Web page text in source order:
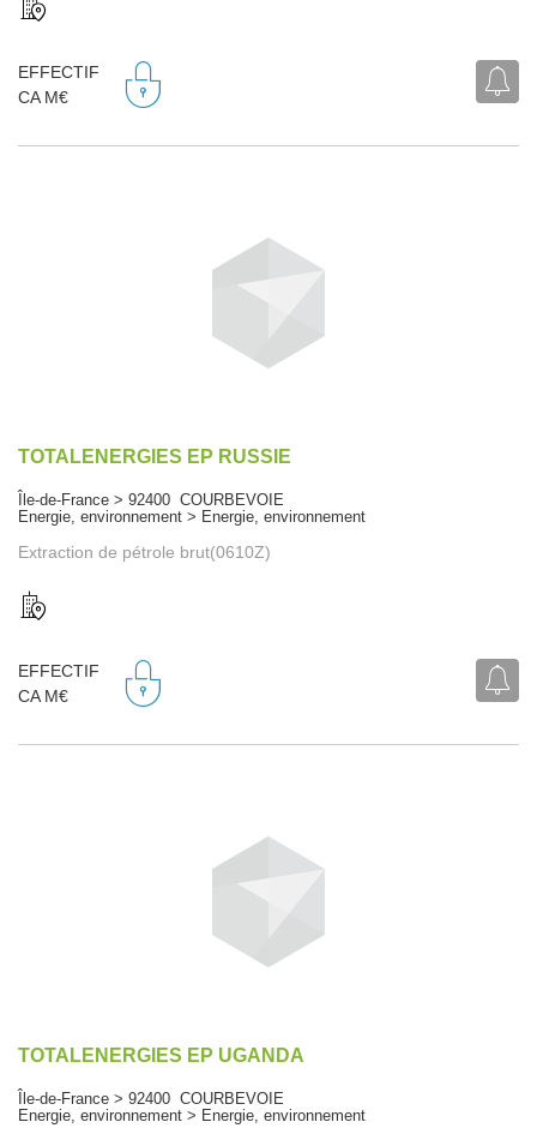
EFFECTIF
CA M€
TOTALENERGIES EP RUSSIE
Île-de-France > 92400 COURBEVOIE
Energie, environnement > Energie, environnement
Extraction de pétrole brut(0610Z)
EFFECTIF
CA M€
TOTALENERGIES EP UGANDA
Île-de-France > 92400 COURBEVOIE
Energie, environnement > Energie, environnement